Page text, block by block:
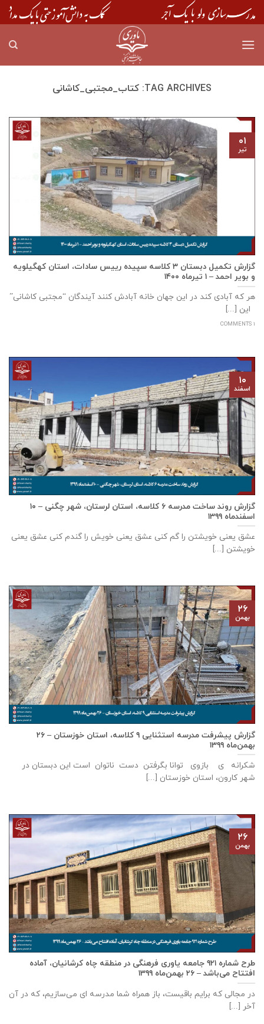
Skip
to
TAG ARCHIVES: کتاب_مجتبی_کاشانی
گزارش تکمیل دبستان ۳ کلاسه سپيده رييس سادات، استان كهگيلويه
و بوير احمد – ۱ تیرماه ۱۴۰۰
هر که آبادی کند در این جهان خانه آبادش کنند آیندگان “مجتبی کاشانی”
این [...]
1 COMMENTS
۰۱
تیر
گزارش روند ساخت مدرسه ٦ كلاسه، استان لرستان، شهر چگنی – ۱۰
اسفندماه ۱۳۹۹
عشق يعنی خويشتن را گم كنی عشق يعنی خويش را گندم كنی عشق يعنی
خويشتن [...]
۱۰
اسفند
گزارش پيشرفت مدرسه استثنايی ٩ كلاسه، استان خوزستان – ۲۶
بهمن‌ماه ۱۳۹۹
شکرانه ی بازوی توانا بگرفتن دست ناتوان است این دبستان در
شهر كارون، استان خوزستان [...]
۲۶
بهمن
طرح شماره ۹۲۱ جامعه ياوری فرهنگی در منطقه چاه کرشانیان، آماده
افتتاح می‌باشد – ۲۶ بهمن‌ماه ۱۳۹۹
در مجالی که برایم باقیست، باز همراه شما مدرسه ای می‌سازیم، که در آن
آخر [...]
۲۶
بهمن